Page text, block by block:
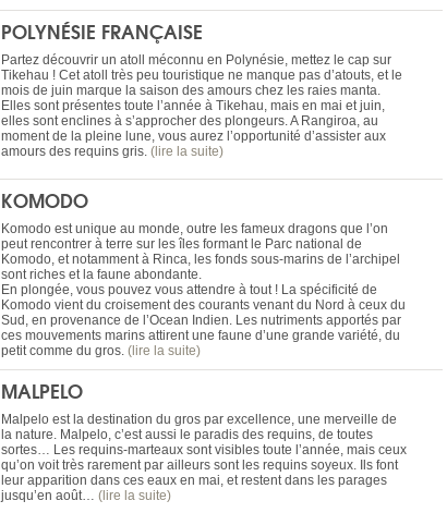
POLYNÉSIE FRANÇAISE
Partez découvrir un atoll méconnu en Polynésie, mettez le cap sur
Tikehau ! Cet atoll très peu touristique ne manque pas d’atouts, et le
mois de juin marque la saison des amours chez les raies manta.
Elles sont présentes toute l’année à Tikehau, mais en mai et juin,
elles sont enclines à s’approcher des plongeurs. A Rangiroa, au
moment de la pleine lune, vous aurez l’opportunité d’assister aux
amours des requins gris. (lire la suite)
KOMODO
Komodo est unique au monde, outre les fameux dragons que l’on
peut rencontrer à terre sur les îles formant le Parc national de
Komodo, et notamment à Rinca, les fonds sous-marins de l’archipel
sont riches et la faune abondante.
En plongée, vous pouvez vous attendre à tout ! La spécificité de
Komodo vient du croisement des courants venant du Nord à ceux du
Sud, en provenance de l’Ocean Indien. Les nutriments apportés par
ces mouvements marins attirent une faune d’une grande variété, du
petit comme du gros. (lire la suite)
MALPELO
Malpelo est la destination du gros par excellence, une merveille de
la nature. Malpelo, c’est aussi le paradis des requins, de toutes
sortes… Les requins-marteaux sont visibles toute l’année, mais ceux
qu’on voit très rarement par ailleurs sont les requins soyeux. Ils font
leur apparition dans ces eaux en mai, et restent dans les parages
jusqu’en août… (lire la suite)